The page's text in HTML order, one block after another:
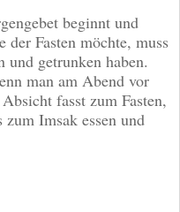
beginnt und
der Fasten möchte, muss
und getrunken haben.
man am Abend vor
fasst zum Fasten,
Imsak essen und